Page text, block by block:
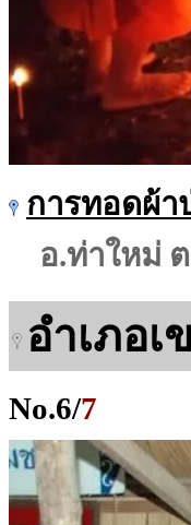
การทอดผ้า
อ.ท่าใหม่
อำเภอ
No.6/7